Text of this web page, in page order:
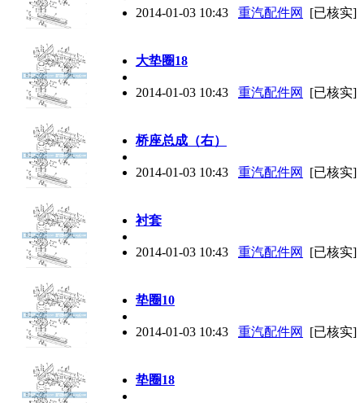
2014-01-03 10:43 重汽配件网 [已核实]
大垫圈18
2014-01-03 10:43 重汽配件网 [已核实]
桥座总成（右）
2014-01-03 10:43 重汽配件网 [已核实]
衬套
2014-01-03 10:43 重汽配件网 [已核实]
垫圈10
2014-01-03 10:43 重汽配件网 [已核实]
垫圈18